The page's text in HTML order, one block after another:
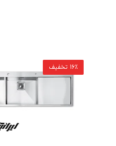
16٪ تخفیف